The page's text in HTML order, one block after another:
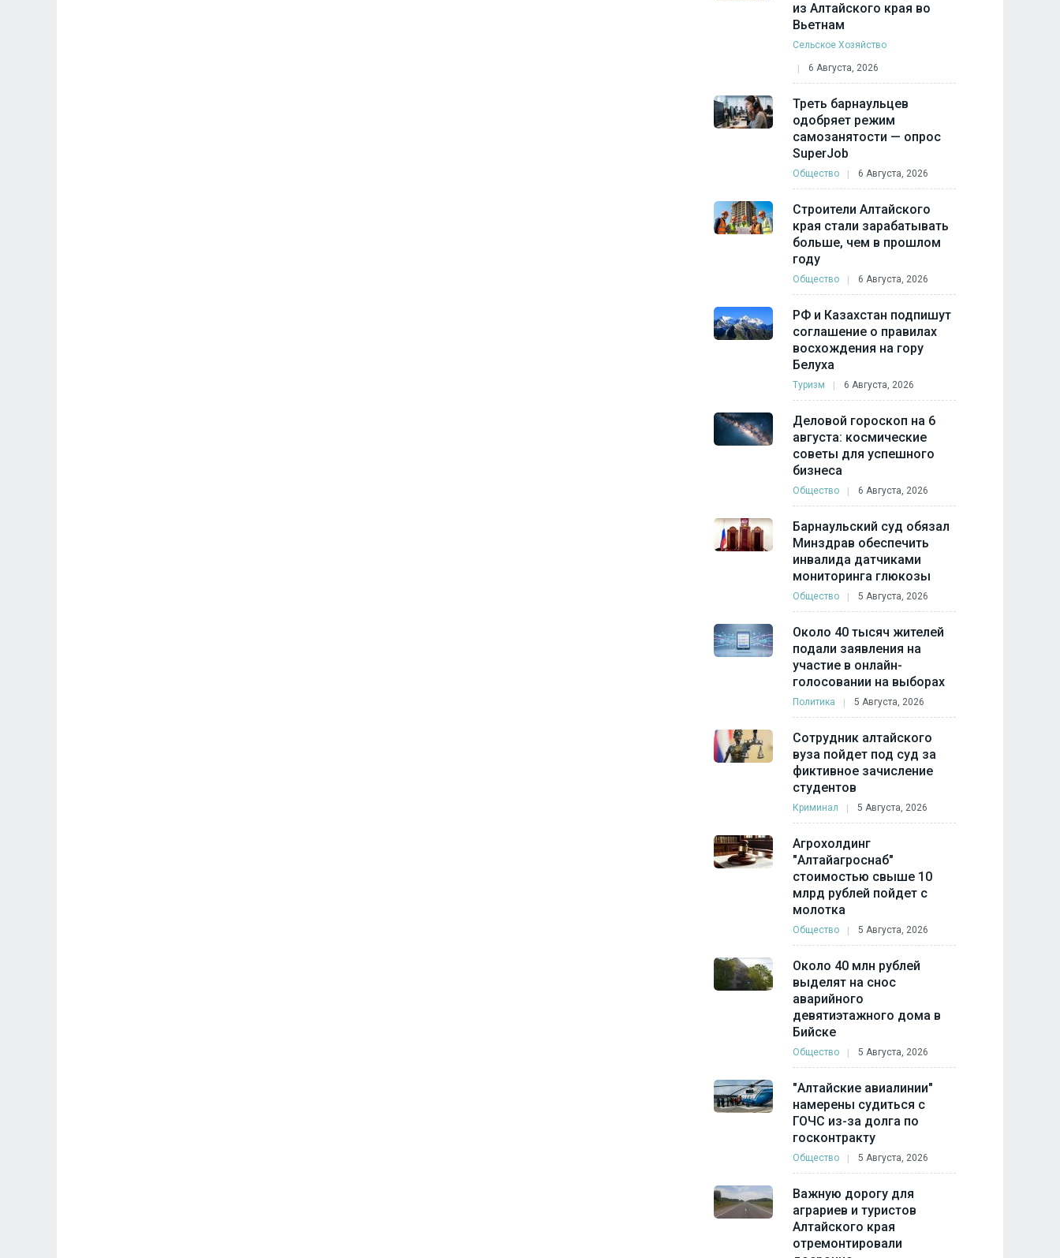
из Алтайского края во
Вьетнам
Сельское Хозяйство
6 Августа, 2026
Треть барнаульцев
одобряет режим
самозанятости — опрос
SuperJob
Общество 6 Августа, 2026
Строители Алтайского
края стали зарабатывать
больше, чем в прошлом
году
Общество 6 Августа, 2026
РФ и Казахстан подпишут
соглашение о правилах
восхождения на гору
Белуха
Туризм 6 Августа, 2026
Деловой гороскоп на 6
августа: космические
советы для успешного
бизнеса
Общество 6 Августа, 2026
Барнаульский суд обязал
Минздрав обеспечить
инвалида датчиками
мониторинга глюкозы
Общество 5 Августа, 2026
Около 40 тысяч жителей
подали заявления на
участие в онлайн-
голосовании на выборах
Политика 5 Августа, 2026
Сотрудник алтайского
вуза пойдет под суд за
фиктивное зачисление
студентов
Криминал 5 Августа, 2026
Агрохолдинг
"Алтайагроснаб"
стоимостью свыше 10
млрд рублей пойдет с
молотка
Общество 5 Августа, 2026
Около 40 млн рублей
выделят на снос
аварийного
девятиэтажного дома в
Бийске
Общество 5 Августа, 2026
"Алтайские авиалинии"
намерены судиться с
ГОЧС из-за долга по
госконтракту
Общество 5 Августа, 2026
Важную дорогу для
аграриев и туристов
Алтайского края
отремонтировали